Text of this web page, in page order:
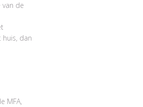
de
dan
MFA,